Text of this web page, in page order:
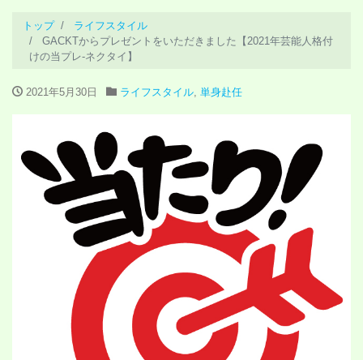
トップ
ライフスタイル
GACKTからプレゼントをいただきました【2021年芸能人格付
けの当プレ-ネクタイ】
2021年5月30日 ライフスタイル, 単身赴任